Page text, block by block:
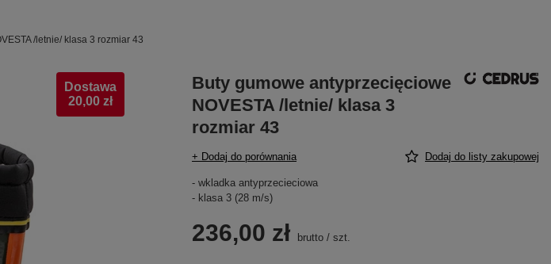
/letnie/ klasa 3 rozmiar 43
Dostawa
20,00 zł
Buty gumowe antyprzecięciowe
NOVESTA /letnie/ klasa 3
rozmiar 43
+ Dodaj do porównania Dodaj do listy zakupowej
- wkladka antyprzecieciowa
- klasa 3 (28 m/s)
236,00 zł brutto /szt.